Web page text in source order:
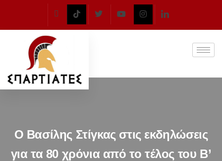
Ο Βασίλης Στίγκας στις εκδηλώσεις
για τα 80 χρόνια από το τέλος του Β’